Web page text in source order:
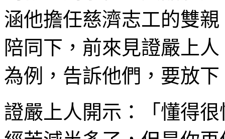
涵他擔任慈濟志工的雙
陪同下，前來見證嚴上
為例，告訴他們，要放下
證嚴上人開示：「懂得